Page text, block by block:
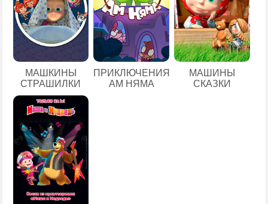
МАШКИНЫ
СТРАШИЛКИ
ПРИКЛЮЧЕНИЯ
АМ НЯМА
МАШИНЫ
СКАЗКИ